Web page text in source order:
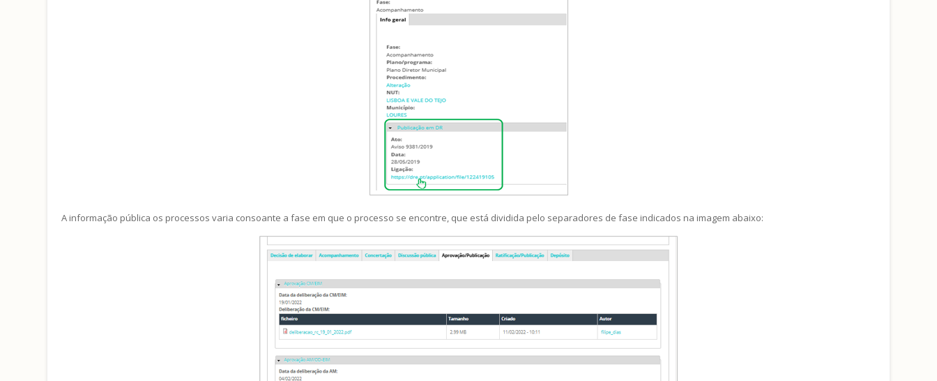
A informação pública os processos varia consoante a fase em que o processo se encontre, que está dividida pelo separadores de fase indicados na imagem abaixo: